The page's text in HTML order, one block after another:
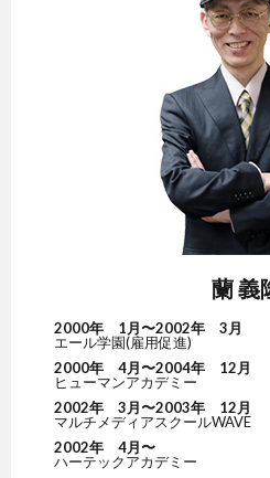
蘭 義
2000年 1月〜2002年 3月
エール学園(雇用促進)
2000年 4月〜2004年 12月
ヒューマンアカデミー
2002年 3月〜2003年 12月
マルチメディアスクールWAVE
2002年 4月〜
ハーテックアカデミー